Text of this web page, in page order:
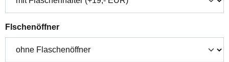
Flschenöffnerauswählen